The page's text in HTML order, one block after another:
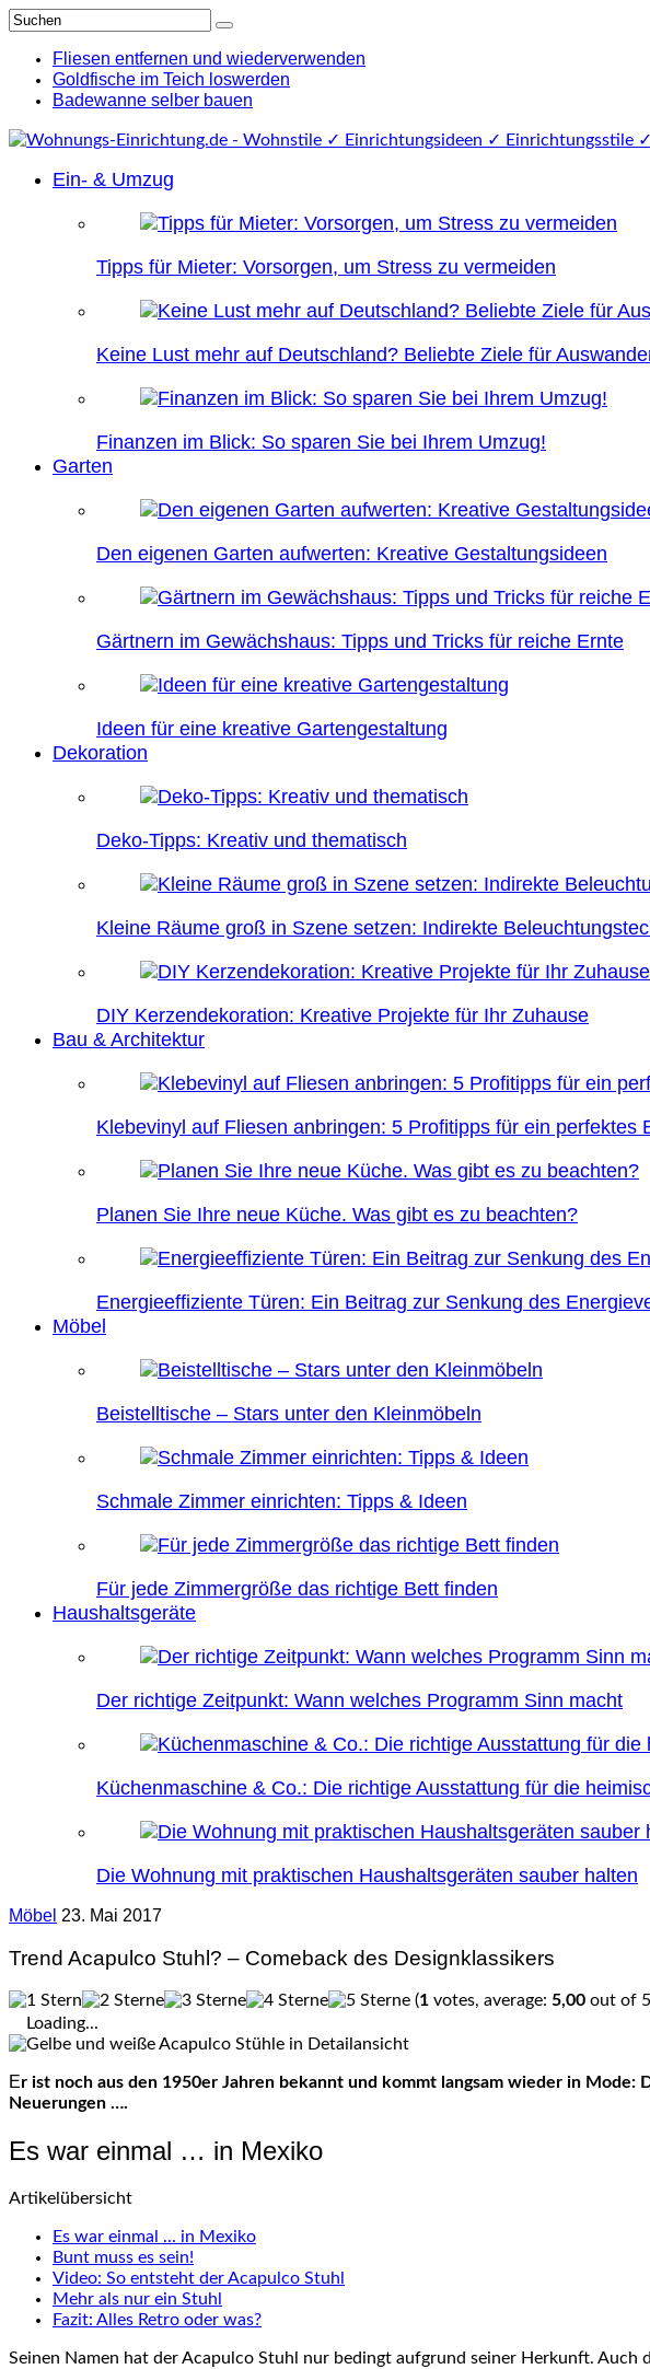
Fliesen entfernen und wiederverwenden
Goldfische im Teich loswerden
Badewanne selber bauen
Ein- & Umzug
Tipps für Mieter: Vorsorgen, um Stress zu vermeiden
Keine Lust mehr auf Deutschland? Beliebte Ziele für
Finanzen im Blick: So sparen Sie bei Ihrem Umzug!
Garten
Den eigenen Garten aufwerten: Kreative Gestaltungsideen
Gärtnern im Gewächshaus: Tipps und Tricks für reiche Ernte
Ideen für eine kreative Gartengestaltung
Dekoration
Deko-Tipps: Kreativ und thematisch
Kleine Räume groß in Szene setzen: Indirekte
DIY Kerzendekoration: Kreative Projekte für Ihr Zuhause
Bau & Architektur
Klebevinyl auf Fliesen anbringen: 5 Profitipps für ein perfektes
Planen Sie Ihre neue Küche. Was gibt es zu beachten?
Energieeffiziente Türen: Ein Beitrag zur Senkung des
Möbel
Beistelltische – Stars unter den Kleinmöbeln
Schmale Zimmer einrichten: Tipps & Ideen
Für jede Zimmergröße das richtige Bett finden
Haushaltsgeräte
Der richtige Zeitpunkt: Wann welches Programm Sinn macht
Küchenmaschine & Co.: Die richtige Ausstattung für die
Die Wohnung mit praktischen Haushaltsgeräten sauber halten
Möbel 23. Mai 2017
Trend Acapulco Stuhl? – Comeback des Designklassikers
(1 votes, average: 5,00 out of
Loading...
Er ist noch aus den 1950er Jahren bekannt und kommt langsam wieder in Mode: Der Acapulco Stuhl scheint zu einem neuen Designtrend zu werden. Allerdings mit ein paar interessanten
Neuerungen ….
Es war einmal … in Mexiko
Artikelübersicht
Es war einmal ... in Mexiko
Bunt muss es sein!
Video: So entsteht der Acapulco Stuhl
Mehr als nur ein Stuhl
Fazit: Alles Retro oder was?
Seinen Namen hat der Acapulco Stuhl nur bedingt aufgrund seiner Herkunft. Auch